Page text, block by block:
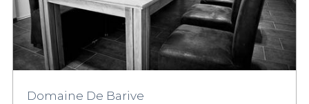
Domaine De Barive